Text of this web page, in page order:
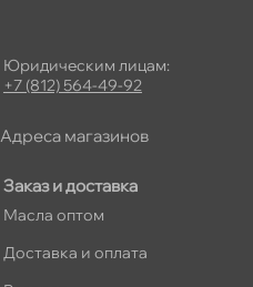
Заказ и доставка
Масла оптом
Доставка и оплата
Юридическим лицам:
+7 (812) 564-49-92
Адреса магазино